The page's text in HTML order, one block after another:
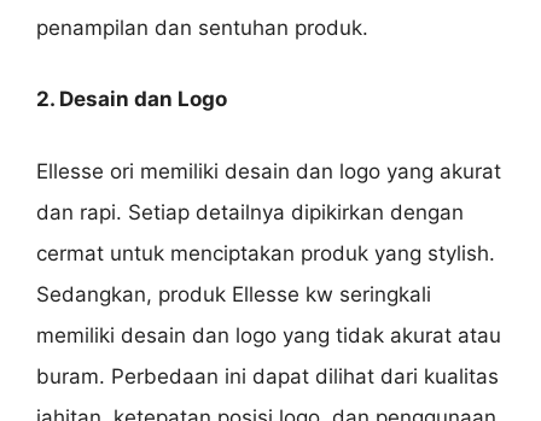
penampilan dan sentuhan produk.
2. Desain dan Logo
Ellesse ori memiliki desain dan logo yang akurat
dan rapi. Setiap detailnya dipikirkan dengan
cermat untuk menciptakan produk yang stylish.
Sedangkan, produk Ellesse kw seringkali
memiliki desain dan logo yang tidak akurat atau
buram. Perbedaan ini dapat dilihat dari kualitas